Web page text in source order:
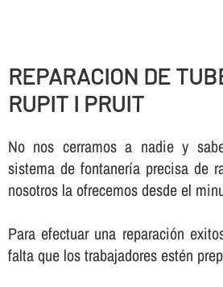
REPARACION DE
RUPIT I PRUIT
No nos cerramos a nadie y
sistema de fontanerí­a precisa de
nosotros la ofrecemos desde el
Para efectuar una reparación
falta que los trabajadores estén